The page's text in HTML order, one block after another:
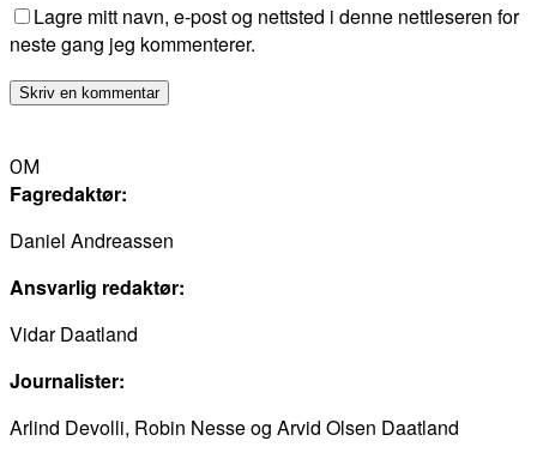
Lagre mitt navn, e-post og nettsted i denne nettleseren for
neste gang jeg kommenterer.
OM
Fagredaktør:
Daniel Andreassen
Ansvarlig redaktør:
Vidar Daatland
Journalister:
Arlind Devolli, Robin Nesse og Arvid Olsen Daatland